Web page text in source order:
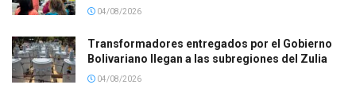
04/08/2026
Transformadores entregados por el Gobierno
Bolivariano llegan a las subregiones del Zulia
04/08/2026